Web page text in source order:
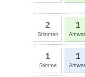
2
Stimmen
1
1
Stimme
1